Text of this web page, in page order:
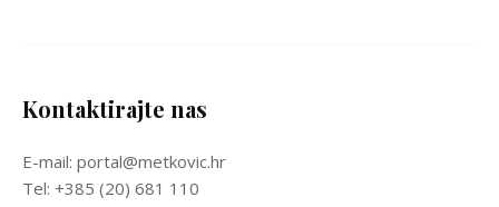
Kontaktirajte nas
E-mail: portal@metkovic.hr
Tel: +385 (20) 681 110